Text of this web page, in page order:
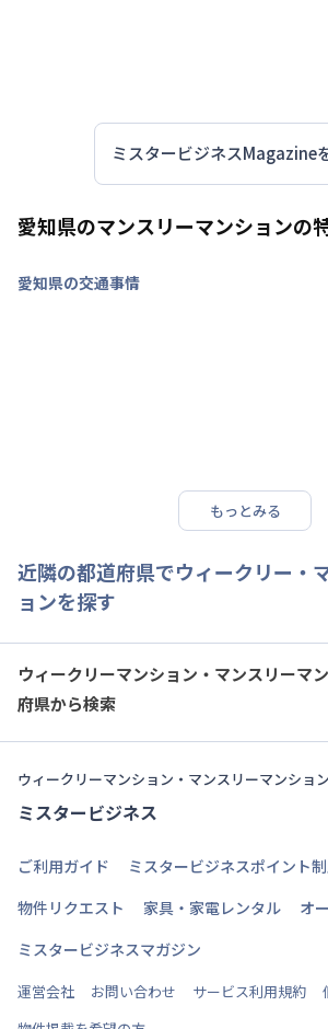
など。郊外エリアでは、車と公
スも重要です
初期費用・諸費用：敷金・礼金
するか
ミスタービジネスMagazine
愛知県のマンスリーマンションの
愛知県の交通事情
もっとみる
近隣の都道府県でウィークリー・
ョンを探す
ウィークリーマンション・マンスリーマ
府県から検索
ウィークリーマンション・マンスリーマンショ
ミスタービジネス
ご利用ガイド
ミスタービジネスポイント
物件リクエスト
家具・家電レンタル
オ
ミスタービジネスマガジン
運営会社 お問い合わせ サービス利用規約